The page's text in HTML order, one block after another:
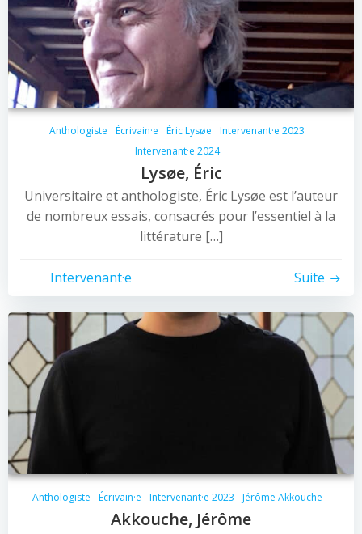
Anthologiste Écrivain·e Éric Lysøe
Intervenant·e 2023
Intervenant·e 2024
Lysøe, Éric
Universitaire et anthologiste, Éric Lysøe est l’auteur
de nombreux essais, consacrés pour l’essentiel à la
littérature […]
Intervenant·e Suite
Anthologiste Écrivain·e Intervenant·e 2023 Jérôme Akkouche
Akkouche, Jérôme